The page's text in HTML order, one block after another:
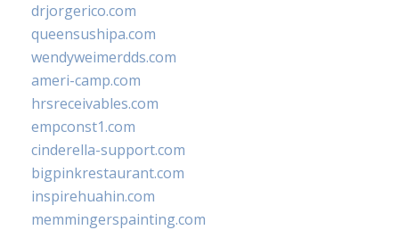
drjorgerico.com
queensushipa.com
wendyweimerdds.com
ameri-camp.com
hrsreceivables.com
empconst1.com
cinderella-support.com
bigpinkrestaurant.com
inspirehuahin.com
memmingerspainting.com